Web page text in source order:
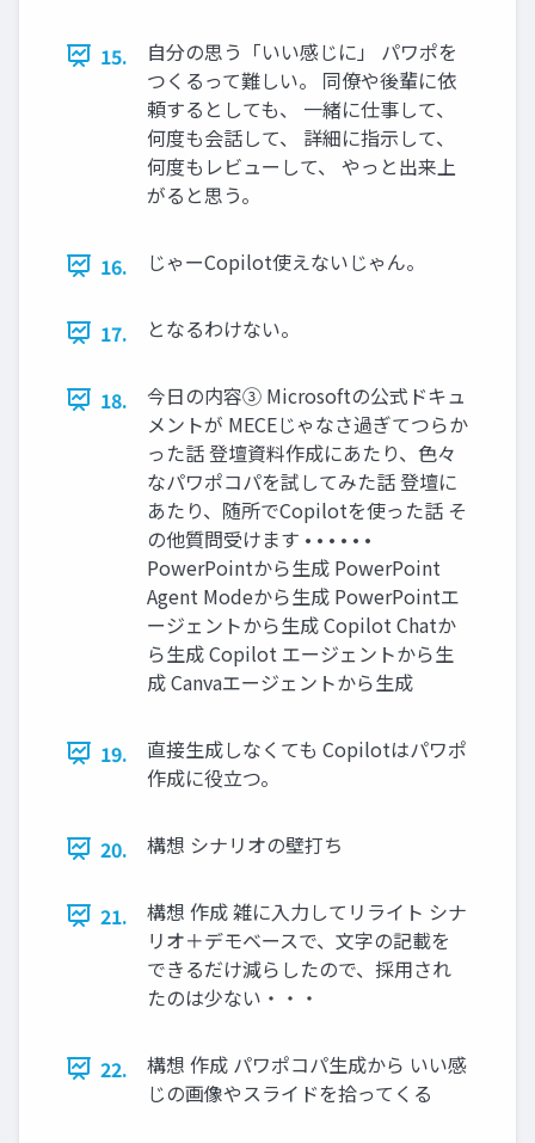
15.
自分の思う「いい感じに」 パワポを
つくるって難しい。 同僚や後輩に依
頼するとしても、 一緒に仕事して、
何度も会話して、 詳細に指示して、
何度もレビューして、 やっと出来上
がると思う。
16. じゃーCopilot使えないじゃん。
17. となるわけない。
18.
今日の内容③ Microsoftの公式ドキュ
メントが MECEじゃなさ過ぎてつらか
った話 登壇資料作成にあたり、色々
なパワポコパを試してみた話 登壇に
あたり、随所でCopilotを使った話 そ
の他質問受けます • • • • • •
PowerPointから生成 PowerPoint
Agent Modeから生成 PowerPointエ
ージェントから生成 Copilot Chatか
ら生成 Copilot エージェントから生
成 Canvaエージェントから生成
19.
直接生成しなくても Copilotはパワポ
作成に役立つ。
20. 構想 シナリオの壁打ち
21.
構想 作成 雑に入力してリライト シナ
リオ＋デモベースで、文字の記載を
できるだけ減らしたので、採用され
たのは少ない・・・
22.
構想 作成 パワポコパ生成から いい感
じの画像やスライドを拾ってくる